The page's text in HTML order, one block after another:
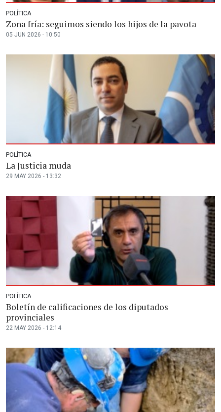
POLÍTICA
Zona fría: seguimos siendo los hijos de la pavota
05 JUN 2026 - 10:50
POLÍTICA
La Justicia muda
29 MAY 2026 - 13:32
POLÍTICA
Boletín de calificaciones de los diputados
provinciales
22 MAY 2026 - 12:14